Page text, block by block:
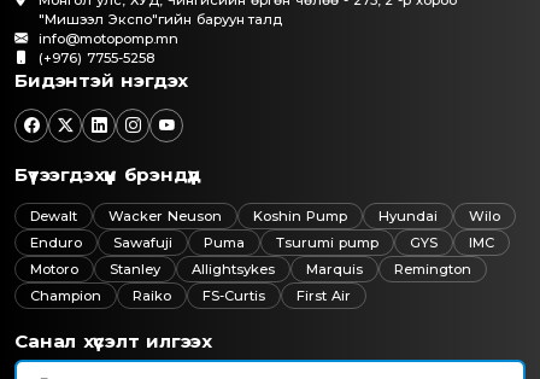
"Мишээл Экспо"гийн баруун талд
info@motopomp.mn
(+976) 7755-5258
Бидэнтэй нэгдэх
Бүтээгдэхүүн брэндүүд
Dewalt Wacker Neuson Koshin Pump Hyundai
Wilo
Enduro
Sawafuji Puma Tsurumi pump GYS
IMC
Motoro
Stanley Allightsykes Marquis
Remington
Champion
Raiko FS-Curtis First Air
Санал хүсэлт илгээх